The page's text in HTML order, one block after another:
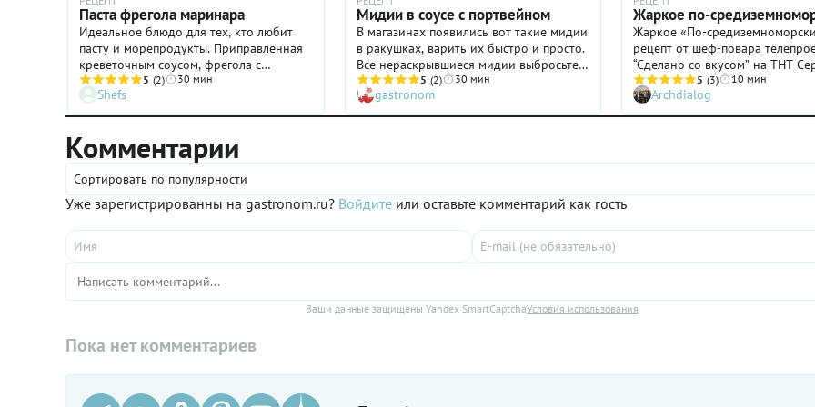
Приготовить мидии в
створках в соусе том ям вам
поможет рецепт,
предоставленный
Гастроному Денисом
Крупеней, шеф-поваром
ресторанов Rodina Grand
Паста фрегола маринара
Идеальное блюдо для тех, кто любит
пасту и морепродукты. Приправленная
креветочным соусом, фрегола с
мидиями прекрасно подойдет как для
летнего обеда, так и для ужина.
5 (2) 30 мин
Shefs
Мидии в соусе с портвейном
В магазинах появились вот такие мидии
в ракушках, варить их быстро и просто.
Все нераскрывшиеся мидии выбросьте
– они испорчены. Подавайте мидии
сразу же на стол.
5 (2) 30 мин
gastronom
Жаркое по-
Жаркое «По-
рецепт от шеф-повара
“Сделано со вкусом” на ТНТ
Леонова и ведущей Елены
для любителей морепродуктов.
5 (3) 10 мин
Archdialog
Комментарии
Сортировать по популярности
Уже зарегистрированны на gastronom.ru? Войдите или оставьте комментарий как гость
Ваши данные защищены Yandex SmartCaptchaУсловия использования
Пока нет комментариев